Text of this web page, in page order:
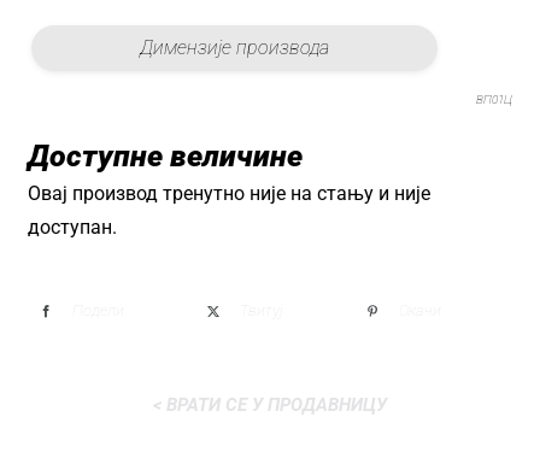
Димензије производа
ВП01Ц
Доступне величине
Овај производ тренутно није на стању и није
доступан.
< ВРАТИ СЕ У ПРОДАВНИЦУ